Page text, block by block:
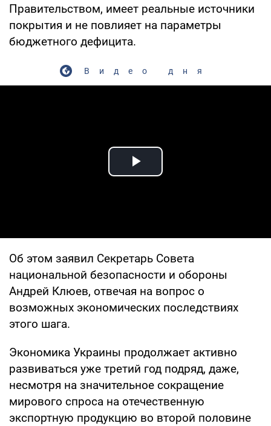
Правительством, имеет реальные источники
покрытия и не повлияет на параметры
бюджетного дефицита.
Видео дня
Play Video
Об этом заявил Секретарь Совета
национальной безопасности и обороны
Андрей Клюев, отвечая на вопрос о
возможных экономических последствиях
этого шага.
Экономика Украины продолжает активно
развиваться уже третий год подряд, даже,
несмотря на значительное сокращение
мирового спроса на отечественную
экспортную продукцию во второй половине